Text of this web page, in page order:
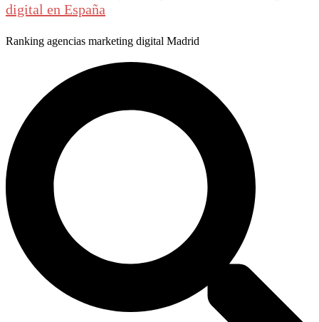
digital en España
Ranking agencias marketing digital Madrid